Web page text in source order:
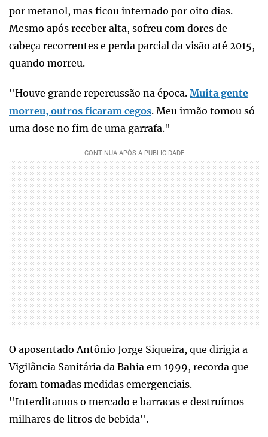
por metanol, mas ficou internado por oito dias.
Mesmo após receber alta, sofreu com dores de
cabeça recorrentes e perda parcial da visão até 2015,
quando morreu.
"Houve grande repercussão na época. Muita gente
morreu, outros ficaram cegos. Meu irmão tomou só
uma dose no fim de uma garrafa."
O aposentado Antônio Jorge Siqueira, que dirigia a
Vigilância Sanitária da Bahia em 1999, recorda que
foram tomadas medidas emergenciais.
"Interditamos o mercado e barracas e destruímos
milhares de litros de bebida".